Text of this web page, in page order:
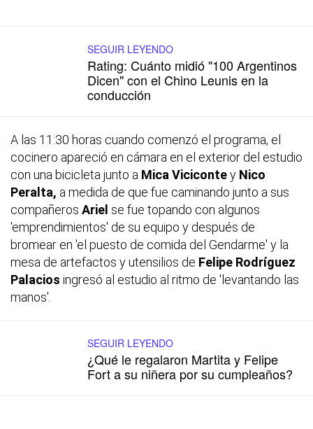
SEGUIR LEYENDO
Rating: Cuánto midió "100 Argentinos
Dicen" con el Chino Leunis en la
conducción
A las 11:30 horas cuando comenzó el programa, el
cocinero apareció en cámara en el exterior del estudio
con una bicicleta junto a Mica Vicicontey Nico
Peralta, a medida de que fue caminando junto a sus
compañeros Ariel se fue topando con algunos
'emprendimientos' de su equipo y después de
bromear en 'el puesto de comida del Gendarme' y la
mesa de artefactos y utensilios de Felipe Rodríguez
Palacios ingresó al estudio al ritmo de 'levantando las
manos'.
SEGUIR LEYENDO
¿Qué le regalaron Martita y Felipe
Fort a su niñera por su cumpleaños?